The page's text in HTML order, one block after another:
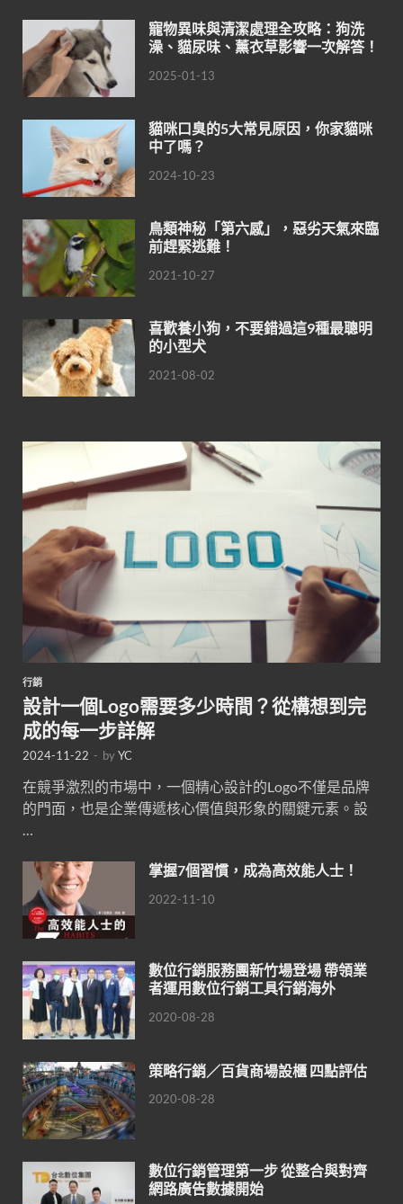
寵物異味與清潔處理全攻略：狗洗
澡、貓尿味、薰衣草影響一次解答！
2025-01-13
貓咪口臭的5大常見原因，你家貓咪
中了嗎？
2024-10-23
鳥類神秘「第六感」，惡劣天氣來臨
前趕緊逃難！
2021-10-27
喜歡養小狗，不要錯過這9種最聰明
的小型犬
2021-08-02
行銷
設計一個Logo需要多少時間？從構想到完
成的每一步詳解
2024-11-22 - byYC
在競爭激烈的市場中，一個精心設計的Logo不僅是品牌
的門面，也是企業傳遞核心價值與形象的關鍵元素。設
…
掌握7個習慣，成為高效能人士！
2022-11-10
數位行銷服務團新竹場登場 帶領業
者運用數位行銷工具行銷海外
2020-08-28
策略行銷／百貨商場設櫃 四點評估
2020-08-28
數位行銷管理第一步 從整合與對齊
網路廣告數據開始